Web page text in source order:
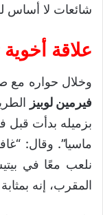
شائعات لا أساس
علاقة
وخلال حواره مع
فيرمين لوبيز
بزميله بدأت قبل
نلعب معًا في
المقرب، إنه